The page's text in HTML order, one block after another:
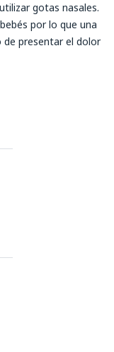
gotas nasales.
por lo que una
presentar el dolor